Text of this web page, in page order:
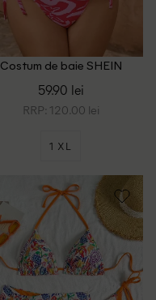
Costum de baie SHEIN
59.90 lei
RRP: 120.00 lei
1 XL